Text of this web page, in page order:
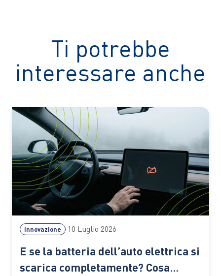
Ti potrebbe
interessare anche
Innovazione 10 Luglio 2026
E se la batteria dell’auto elettrica si
scarica completamente? Cosa